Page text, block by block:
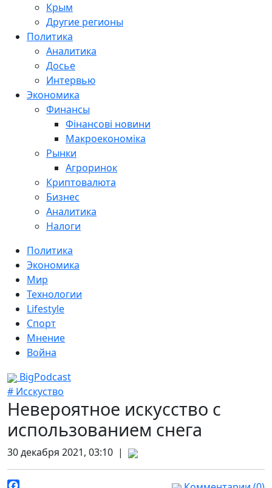
Крым
Другие регионы
Политика
Аналитика
Досье
Интервью
Экономика
Финансы
Фінансові новини
Макроекономіка
Рынки
Агроринок
Криптовалюта
Бизнес
Аналитика
Налоги
Политика
Экономика
Мир
Технологии
Lifestyle
Спорт
Мнение
Война
BigPodcast
# Исскуство
Невероятное искусство с
использованием снега
30 декабря 2021, 03:10 |